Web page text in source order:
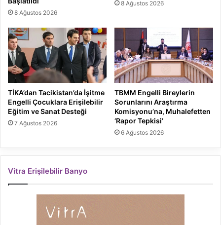
8 Ağustos 2026
8 Ağustos 2026
TİKA’dan Tacikistan’da İşitme
Engelli Çocuklara Erişilebilir
Eğitim ve Sanat Desteği
7 Ağustos 2026
TBMM Engelli Bireylerin
Sorunlarını Araştırma
Komisyonu’na, Muhalefetten
‘Rapor Tepkisi’
6 Ağustos 2026
Vitra Erişilebilir Banyo